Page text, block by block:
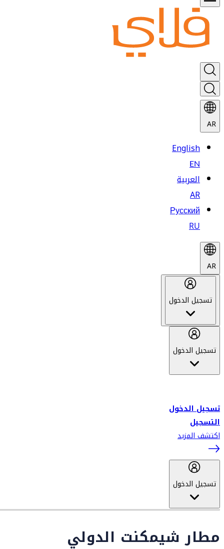
AR
English
EN
العربية
AR
Русский
RU
AR
تسجيل الدخول
تسجيل الدخول
تسجيل الدخول
التسجيل
اكتشف المزيد
تسجيل الدخول
مطار شيمكنت الدولي